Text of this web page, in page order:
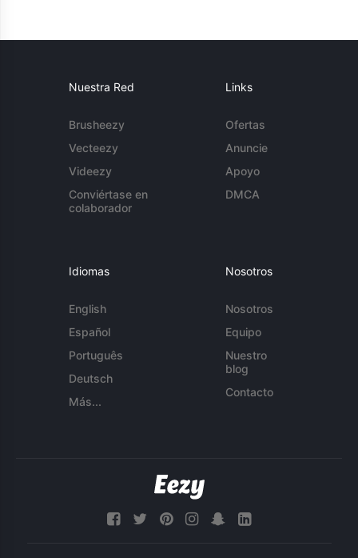
Nuestra Red
Brusheezy
Vecteezy
Videezy
Conviértase en
colaborador
Links
Ofertas
Anuncie
Apoyo
DMCA
Idiomas
English
Español
Português
Deutsch
Más...
Nosotros
Nosotros
Equipo
Nuestro
blog
Contacto